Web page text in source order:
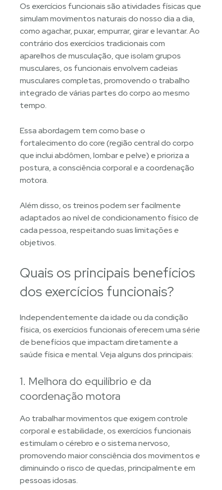
Os exercícios funcionais são atividades físicas que
simulam movimentos naturais do nosso dia a dia,
como agachar, puxar, empurrar, girar e levantar. Ao
contrário dos exercícios tradicionais com
aparelhos de musculação, que isolam grupos
musculares, os funcionais envolvem cadeias
musculares completas, promovendo o trabalho
integrado de várias partes do corpo ao mesmo
tempo.
Essa abordagem tem como base o
fortalecimento do core (região central do corpo
que inclui abdômen, lombar e pelve) e prioriza a
postura, a consciência corporal e a coordenação
motora.
Além disso, os treinos podem ser facilmente
adaptados ao nível de condicionamento físico de
cada pessoa, respeitando suas limitações e
objetivos.
Quais os principais benefícios
dos exercícios funcionais?
Independentemente da idade ou da condição
física, os exercícios funcionais oferecem uma série
de benefícios que impactam diretamente a
saúde física e mental. Veja alguns dos principais:
1. Melhora do equilíbrio e da
coordenação motora
Ao trabalhar movimentos que exigem controle
corporal e estabilidade, os exercícios funcionais
estimulam o cérebro e o sistema nervoso,
promovendo maior consciência dos movimentos e
diminuindo o risco de quedas, principalmente em
pessoas idosas.